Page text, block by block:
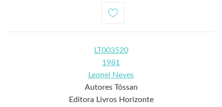
LT003520
1981
Leonel Neves
Autores Tóssan
Editora Livros Horizonte